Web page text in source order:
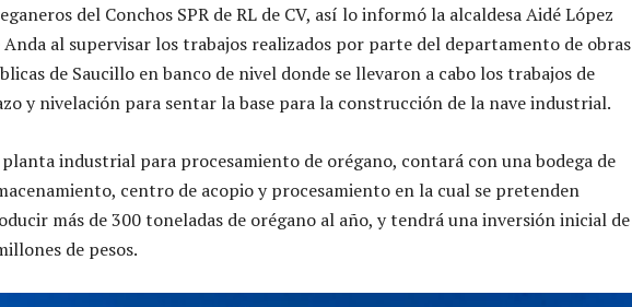
del Conchos SPR de RL de CV, así lo informó la alcaldesa Aidé López
Anda al supervisar los trabajos realizados por parte del departamento de obras
de Saucillo en banco de nivel donde se llevaron a cabo los trabajos de
y nivelación para sentar la base para la construcción de la nave industrial.
industrial para procesamiento de orégano, contará con una bodega de
centro de acopio y procesamiento en la cual se pretenden
más de 300 toneladas de orégano al año, y tendrá una inversión inicial de
de pesos.